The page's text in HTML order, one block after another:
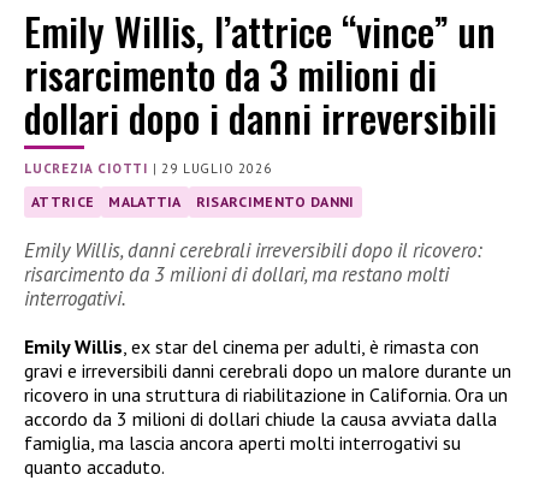
Emily Willis, l’attrice “vince” un
risarcimento da 3 milioni di
dollari dopo i danni irreversibili
LUCREZIA CIOTTI |29 LUGLIO 2026
ATTRICE MALATTIA RISARCIMENTO DANNI
Emily Willis, danni cerebrali irreversibili dopo il ricovero:
risarcimento da 3 milioni di dollari, ma restano molti
interrogativi.
Emily Willis , ex star del cinema per adulti, è rimasta con
gravi e irreversibili danni cerebrali dopo un malore durante un
ricovero in una struttura di riabilitazione in California. Ora un
accordo da 3 milioni di dollari chiude la causa avviata dalla
famiglia, ma lascia ancora aperti molti interrogativi su
quanto accaduto.